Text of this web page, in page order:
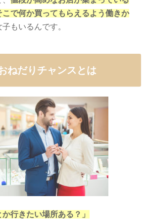
で何か買ってもらえるよう働きか
もいるんです。
ねだりチャンスとは
か行きたい場所ある？」